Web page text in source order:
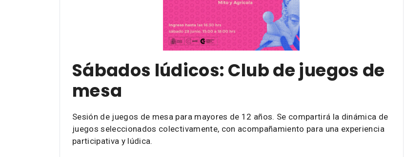
Sábados lúdicos: Club de juegos de
mesa
Sesión de juegos de mesa para mayores de 12 años. Se compartirá la dinámica de
juegos seleccionados colectivamente, con acompañamiento para una experiencia
participativa y lúdica.